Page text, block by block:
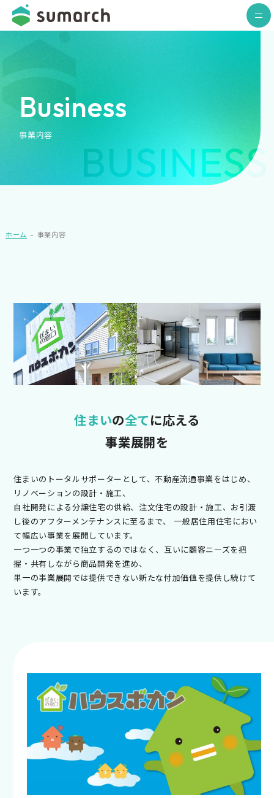
Business
事業内容
ホーム 事業内容
住まいの全て に応える
事業展開を
住まいのトータルサポーターとして、不動産流通事業をはじめ、
リノベーションの設計・施工、
自社開発による分譲住宅の供給、注文住宅の設計・施工、お引渡
し後のアフターメンテナンスに至るまで、
一般居住用住宅におい
て幅広い事業を展開しています。
一つ一つの事業で独立するのではなく、互いに顧客ニーズを把
握・共有しながら商品開発を進め、
単一の事業展開では提供できない新たな付加価値を提供し続けて
います。